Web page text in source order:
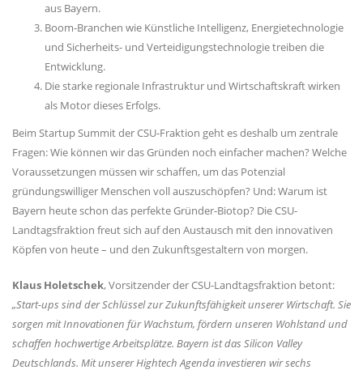
aus Bayern.
Boom-Branchen wie Künstliche Intelligenz, Energietechnologie
und Sicherheits- und Verteidigungstechnologie treiben die
Entwicklung.
Die starke regionale Infrastruktur und Wirtschaftskraft wirken
als Motor dieses Erfolgs.
Beim Startup Summit der CSU-Fraktion geht es deshalb um zentrale
Fragen: Wie können wir das Gründen noch einfacher machen? Welche
Voraussetzungen müssen wir schaffen, um das Potenzial
gründungswilliger Menschen voll auszuschöpfen? Und: Warum ist
Bayern heute schon das perfekte Gründer-Biotop? Die CSU-
Landtagsfraktion freut sich auf den Austausch mit den innovativen
Köpfen von heute – und den Zukunftsgestaltern von morgen.
Klaus Holetschek, Vorsitzender der CSU-Landtagsfraktion betont:
Start-ups sind der Schlüssel zur Zukunftsfähigkeit unserer Wirtschaft. Sie
sorgen mit Innovationen für Wachstum, fördern unseren Wohlstand und
schaffen hochwertige Arbeitsplätze. Bayern ist das Silicon Valley
Deutschlands. Mit unserer Hightech Agenda investieren wir sechs